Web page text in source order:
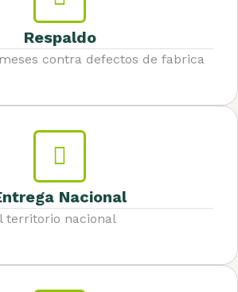
Respaldo
contra defectos de fabrica
Nacional
territorio nacional